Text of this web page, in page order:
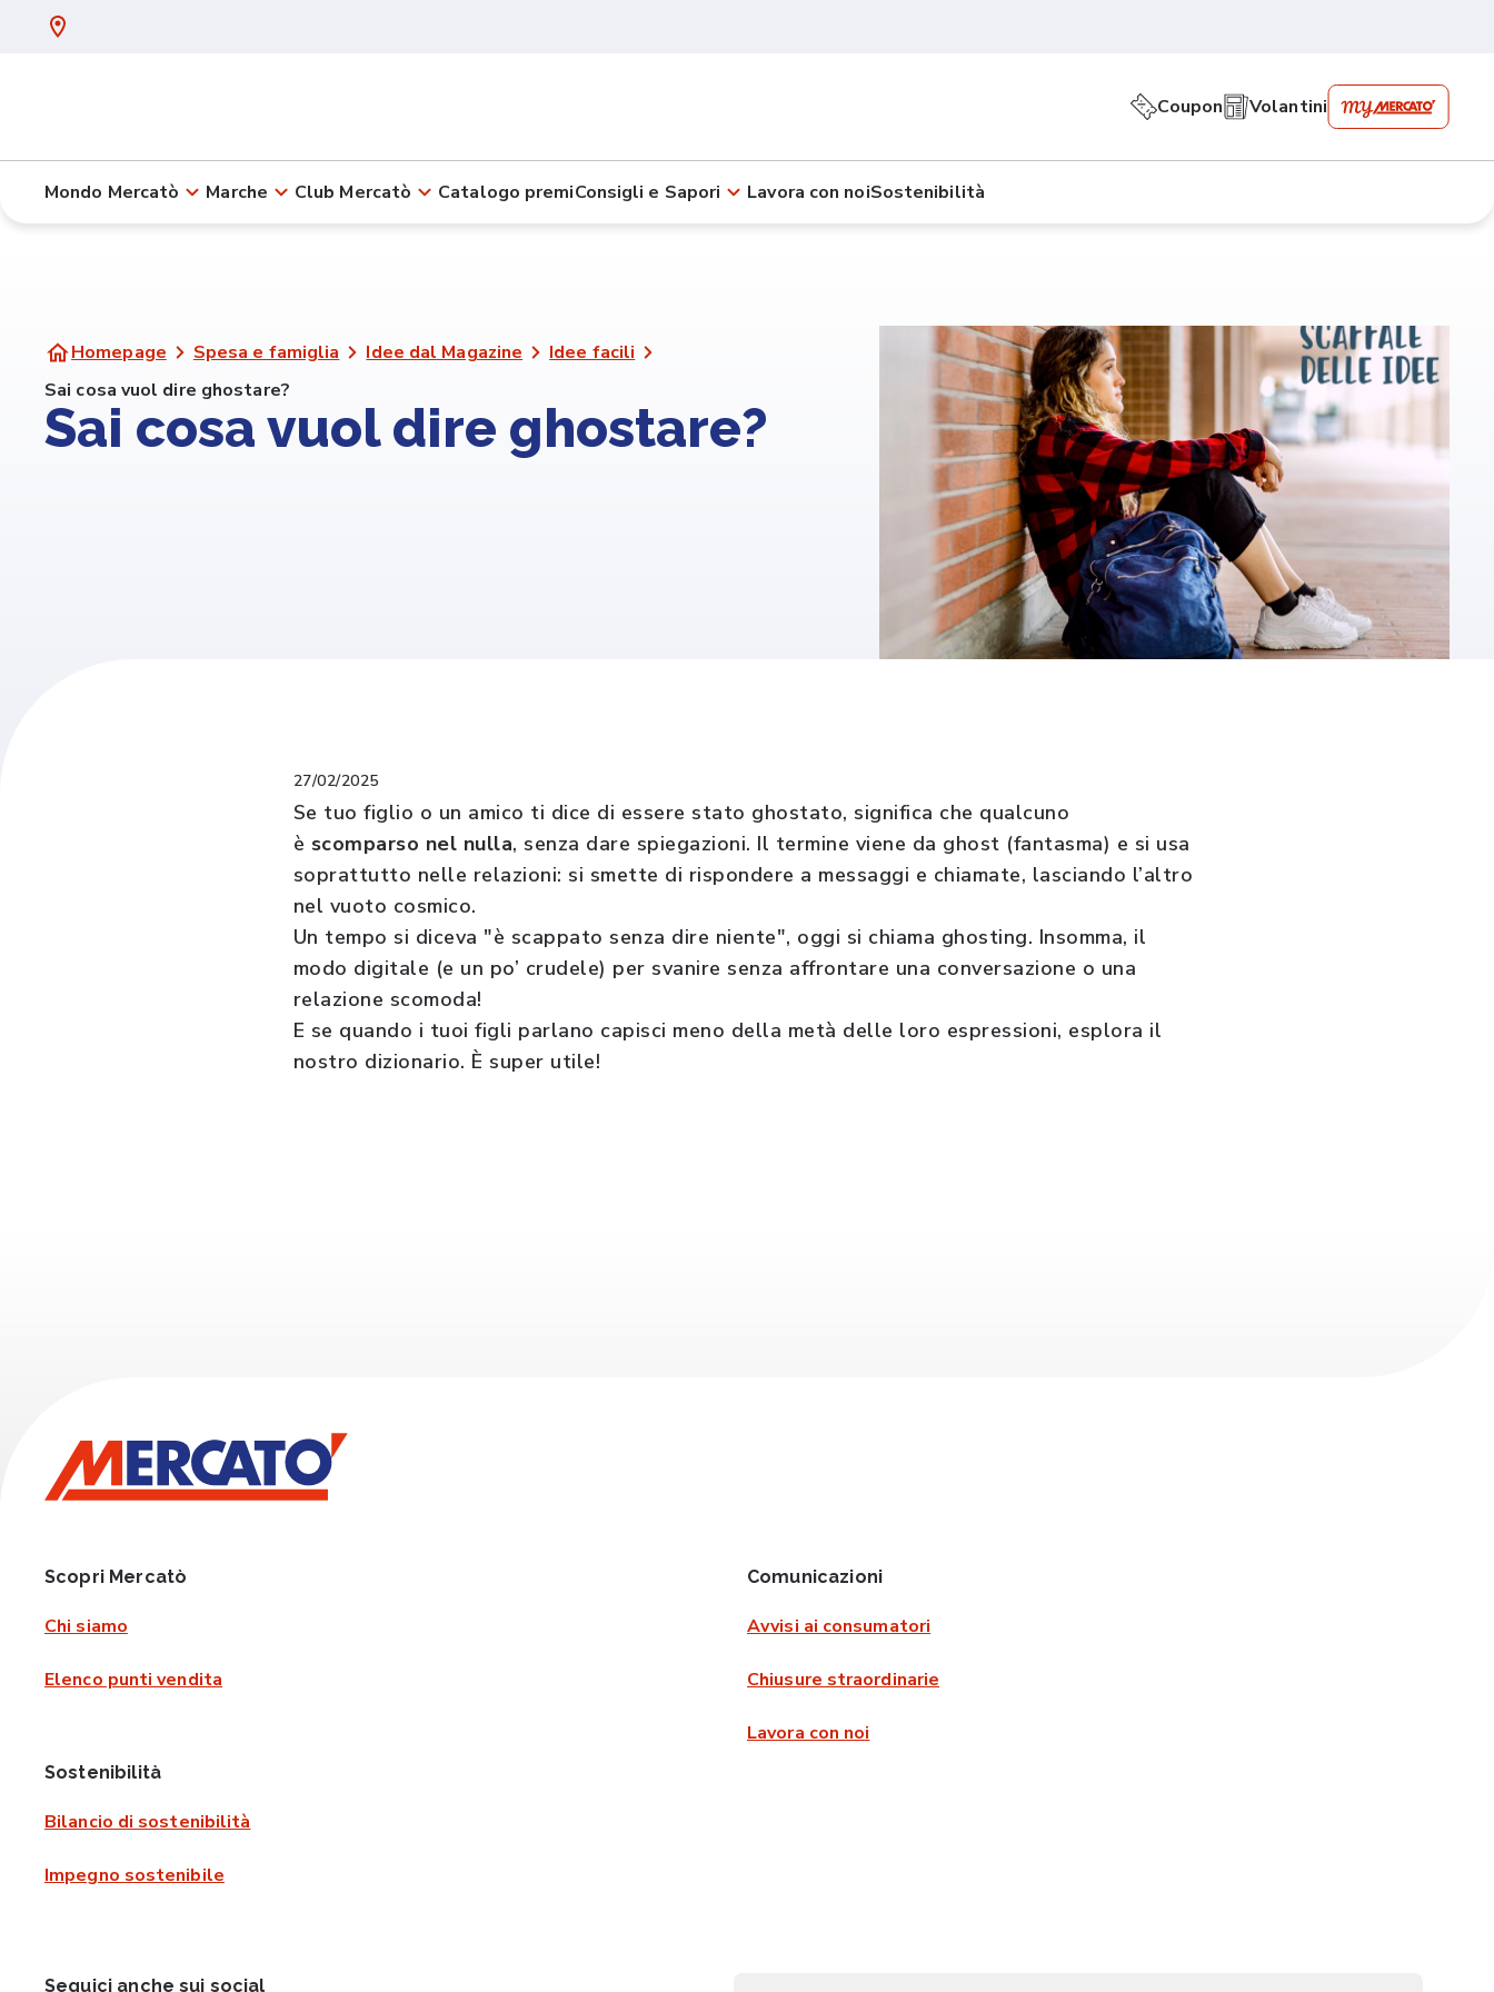
Coupon Volantini
Mondo Mercatò Marche Club Mercatò Catalogo premiConsigli e Sapori Lavora con noiSostenibilità
Homepage Spesa e famiglia Idee dal Magazine
Idee facili
Sai cosa vuol dire ghostare?
Sai cosa vuol dire ghostare?
27/02/2025
Se tuo figlio o un amico ti dice di essere stato ghostato, significa che qualcuno
è scomparso nel nulla, senza dare spiegazioni. Il termine viene da ghost (fantasma) e si usa
soprattutto nelle relazioni: si smette di rispondere a messaggi e chiamate, lasciando l’altro
nel vuoto cosmico.
Un tempo si diceva "è scappato senza dire niente", oggi si chiama ghosting. Insomma, il
modo digitale (e un po’ crudele) per svanire senza affrontare una conversazione o una
relazione scomoda!
E se quando i tuoi figli parlano capisci meno della metà delle loro espressioni, esplora il
nostro dizionario. È super utile!
Scopri Mercatò
Chi siamo
Elenco punti vendita
Comunicazioni
Avvisi ai consumatori
Chiusure straordinarie
Lavora con noi
Sostenibilità
Bilancio di sostenibilità
Impegno sostenibile
Seguici anche sui social